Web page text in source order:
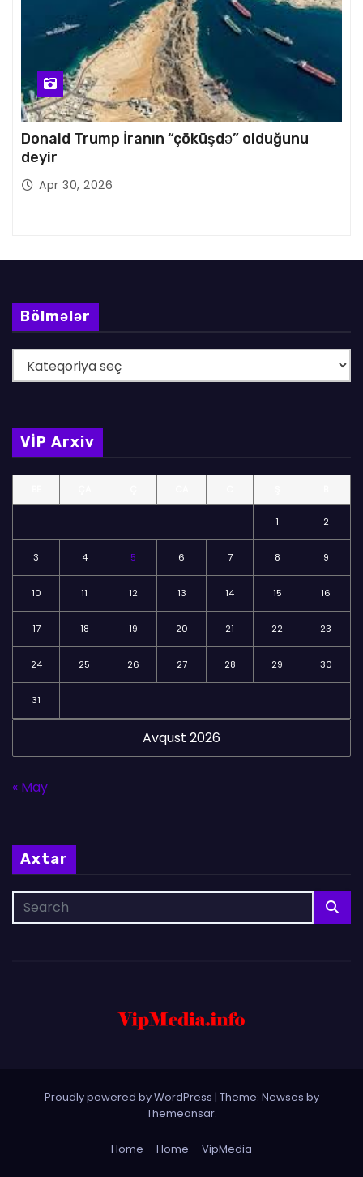
Donald Trump İranın “çöküşdə” olduğunu
deyir
Apr 30, 2026
Bölmələr
ö
m
l
VİP Arxiv
Avqust 2026
1 2
3 4 5 6 7 8 9
10 11 12 13 14 15 16
17 18 19 20 21 22 23
24 25 26 27 28 29 30
31
« May
Axtar
Proudly powered by WordPress | Theme: Newses by
Themeansar.
Home Home VipMedia